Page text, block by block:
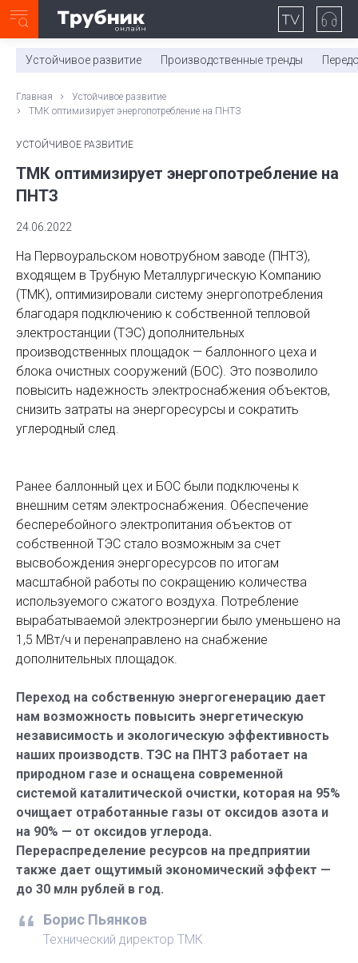
0:00/ 11:03
Устойчивое развитие Производственные тренды
Главная
Устойчивое развитие
ТМК оптимизирует энергопотребление на ПНТЗ
УСТОЙЧИВОЕ РАЗВИТИЕ
ТМК оптимизирует энергопотребление на
ПНТЗ
24.06.2022
На Первоуральском новотрубном заводе (ПНТЗ),
входящем в Трубную Металлургическую Компанию
(ТМК), оптимизировали систему энергопотребления
благодаря подключению к собственной тепловой
электростанции (ТЭС) дополнительных
производственных площадок — баллонного цеха и
блока очистных сооружений (БОС). Это позволило
повысить надежность электроснабжения объектов,
снизить затраты на энергоресурсы и сократить
углеродный след.
Ранее баллонный цех и БОС были подключены к
внешним сетям электроснабжения. Обеспечение
бесперебойного электропитания объектов от
собственной ТЭС стало возможным за счет
высвобождения энергоресурсов по итогам
масштабной работы по сокращению количества
используемого сжатого воздуха. Потребление
вырабатываемой электроэнергии было уменьшено на
1,5 МВт/ч и перенаправлено на снабжение
дополнительных площадок.
Переход на собственную энергогенерацию дает
нам возможность повысить энергетическую
независимость и экологическую эффективность
наших производств. ТЭС на ПНТЗ работает на
природном газе и оснащена современной
системой каталитической очистки, которая на 95%
очищает отработанные газы от оксидов азота и
на 90% — от оксидов углерода.
Перераспределение ресурсов на предприятии
также дает ощутимый экономический эффект —
до 30 млн рублей в год.
Борис Пьянков
Технический директор ТМК